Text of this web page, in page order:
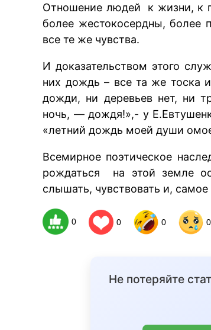
Отношение людей к жизни, к
более жестокосердны, более
все те же чувства.
И доказательством этого
них дождь – все та же тоска
дожди, ни деревьев нет, ни
ночь, — дождя!»,- у
«летний дождь моей души
Всемирное поэтическое
рождаться на этой земле
слышать, чувствовать и,
0 0 0 0
Не потеряйте